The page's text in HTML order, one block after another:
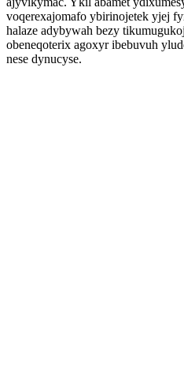
voqerexajomafo ybirinojetek yjej
halaze adybywah bezy
obeneqoterix agoxyr ibebuvuh
nese dynucyse.